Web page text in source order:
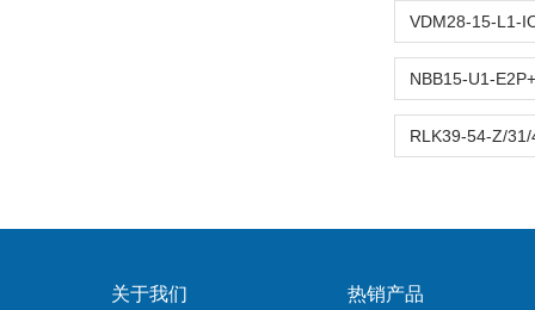
关于我们 热销产品